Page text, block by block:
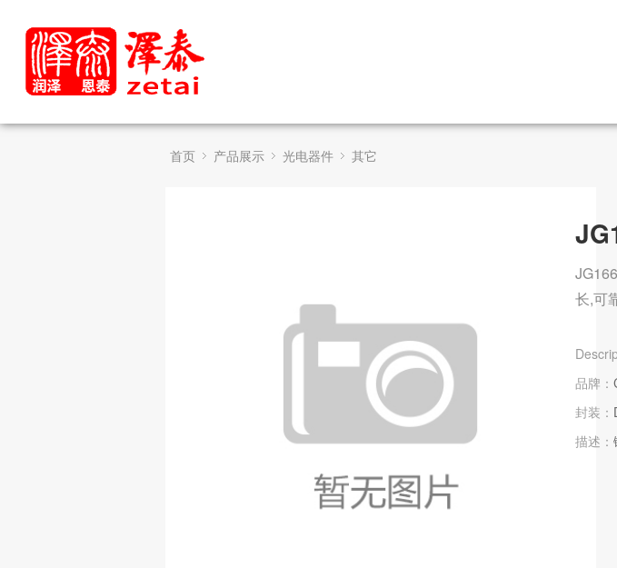
首页 产品展示 光电器件 其它
长,可
品牌：
封装：
描述：